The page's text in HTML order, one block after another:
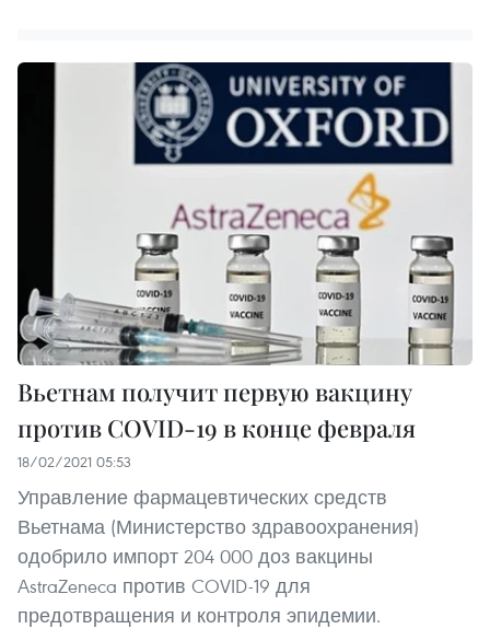
Вьетнам получит первую вакцину
против COVID-19 в конце февраля
18/02/2021 05:53
Управление фармацевтических средств
Вьетнама (Министерство здравоохранения)
одобрило импорт 204 000 доз вакцины
AstraZeneca против COVID-19 для
предотвращения и контроля эпидемии.